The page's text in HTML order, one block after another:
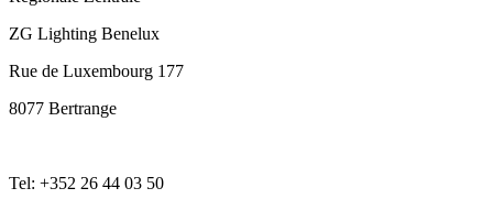
ZG Lighting Benelux
Rue de Luxembourg 177
8077 Bertrange
Tel: +352 26 44 03 50